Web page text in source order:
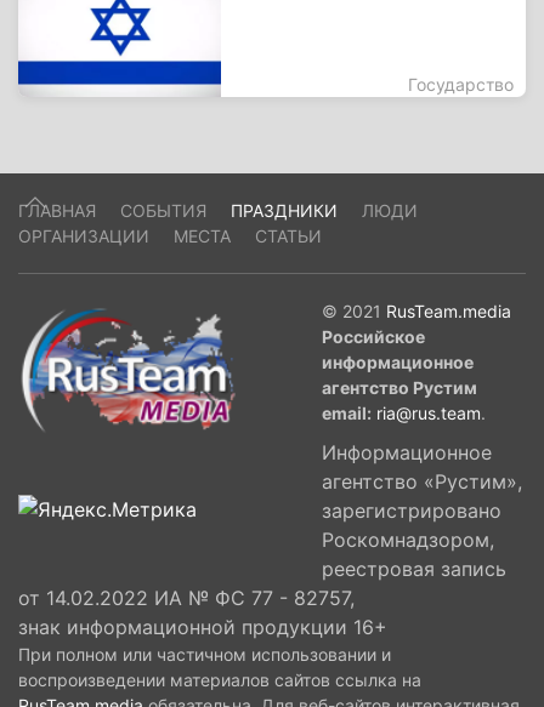
Государство
ГЛАВНАЯ СОБЫТИЯ ПРАЗДНИКИ
ЛЮДИ
ОРГАНИЗАЦИИ
МЕСТА СТАТЬИ
© 2021 RusTeam.media
Российское
информационное
агентство Рустим
email: ria@rus.team.
Информационное
агентство «Рустим»,
зарегистрировано
Роскомнадзором,
реестровая запись
от 14.02.2022 ИА № ФС 77 - 82757,
знак информационной продукции 16+
При полном или частичном использовании и
воспроизведении материалов сайтов ссылка на